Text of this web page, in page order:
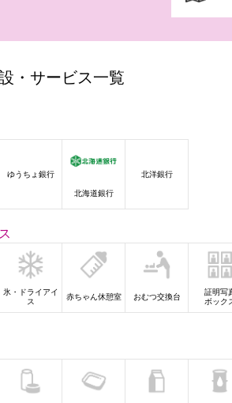
・サービス一覧
ゆうちょ銀行
北海道銀行
北洋銀行
氷・ドライアイ
ス
赤ちゃん休憩室 おむつ交換台
証明写
ボック